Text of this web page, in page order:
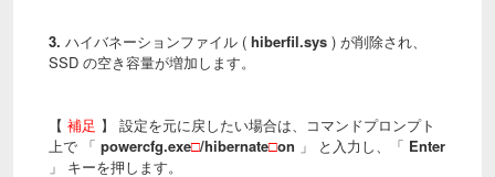
3. ハイバネーションファイル ( hiberfil.sys ) が削除され、
SSD の空き容量が増加します。
【 補足 】 設定を元に戻したい場合は、コマンドプロンプト
上で 「 powercfg.exe□/hibernate□on 」 と入力し、「 Enter
」 キーを押します。